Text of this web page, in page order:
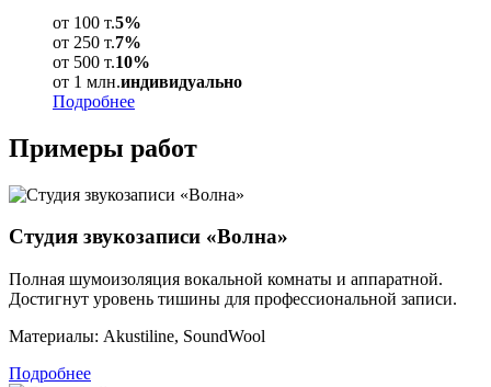
от 100 т.5%
от 250 т.7%
от 500 т.10%
от 1 млн.индивидуально
Подробнее
Примеры работ
Студия звукозаписи «Волна»
Полная шумоизоляция вокальной комнаты и аппаратной.
Достигнут уровень тишины для профессиональной записи.
Материалы: Akustiline, SoundWool
Подробнее